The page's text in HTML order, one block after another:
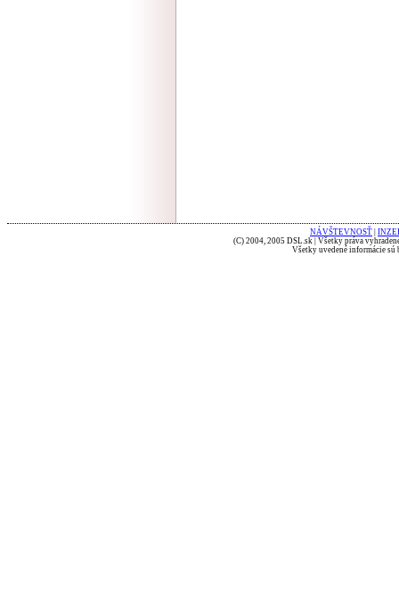
NÁVŠTEVNOSŤ
(C) 2004, 2005 DSL.sk | Všetky práva
Všetky uvedené informácie sú